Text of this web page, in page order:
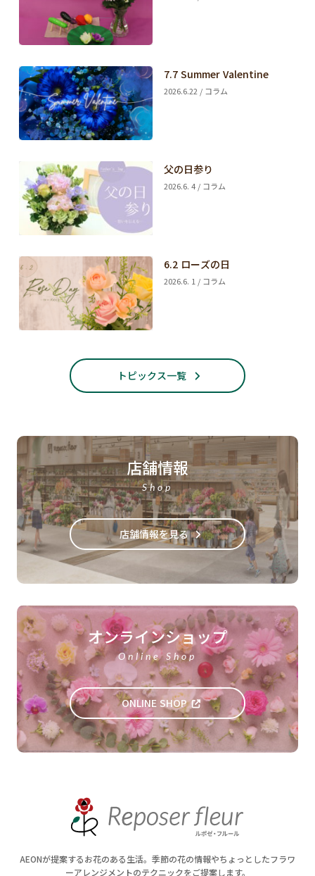
7.7 Summer Valentine
2026.6.22 / コラム
父の日参り
2026.6. 4 / コラム
6.2 ローズの日
2026.6. 1 / コラム
トピックス一覧
店舗情報
Shop
店舗情報を見る
オンラインショップ
Online Shop
ONLINE SHOP
AEONが提案するお花のある生活。季節の花の情報やちょっとしたフラワ
ーアレンジメントのテクニックをご提案します。